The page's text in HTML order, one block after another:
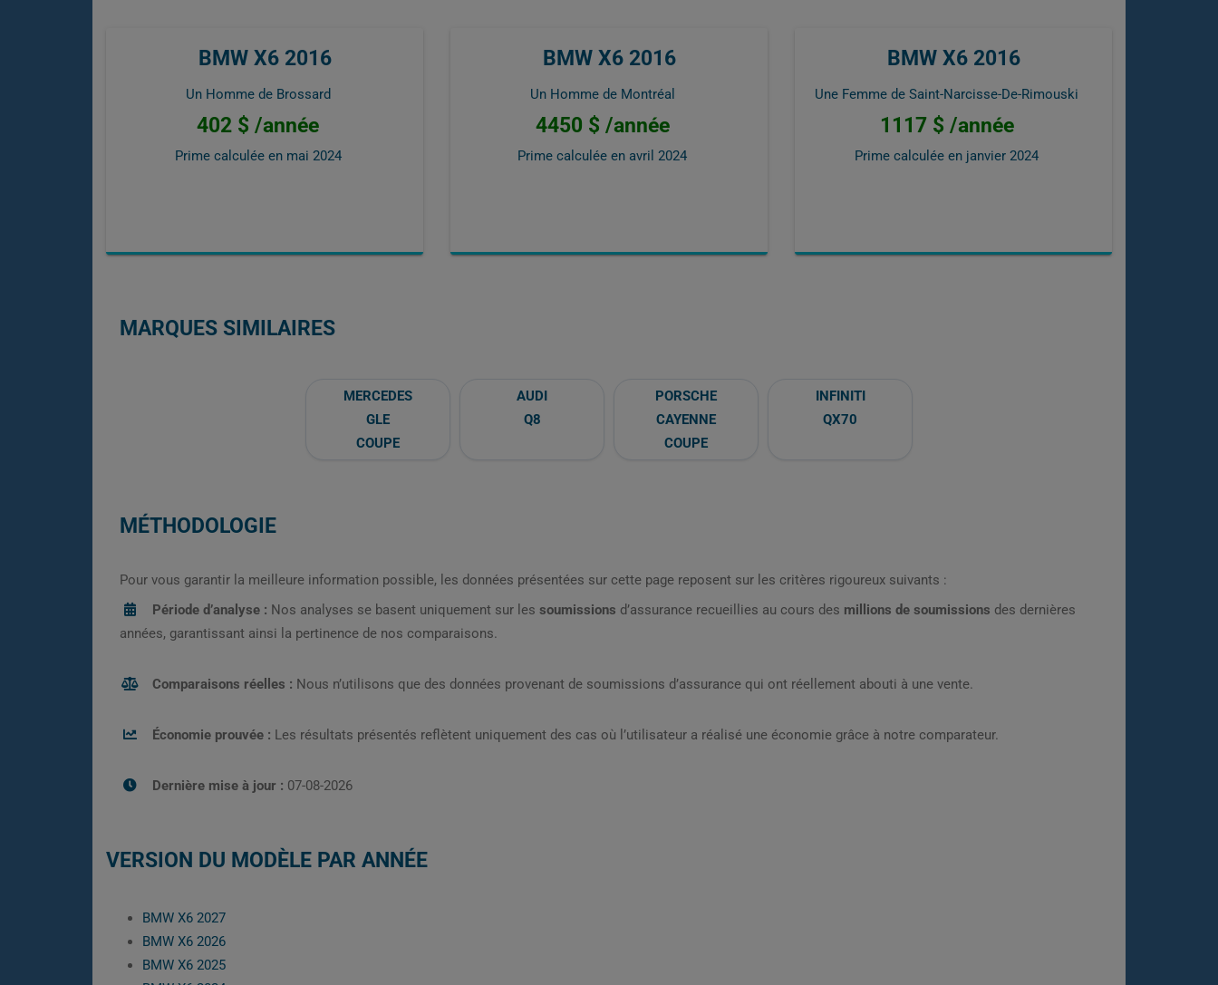
BMW X6 2016
Un Homme de Brossard
402 $ /année
Prime calculée en mai 2024
BMW X6 2016
Un Homme de Montréal
4450 $ /année
Prime calculée en avril 2024
BMW X6 2016
Une Femme de Saint-Narcisse-De-Rimouski
1117 $ /année
Prime calculée en janvier 2024
MARQUES SIMILAIRES
MERCEDES
GLE
COUPE
AUDI
Q8
PORSCHE
CAYENNE
COUPE
INFINITI
QX70
MÉTHODOLOGIE
Pour vous garantir la meilleure information possible, les données présentées sur cette page reposent sur les critères rigoureux suivants :
Période d’analyse : Nos analyses se basent uniquement sur les soumissions d’assurance recueillies au cours des millions de soumissions des dernières
années, garantissant ainsi la pertinence de nos comparaisons.
Comparaisons réelles : Nous n’utilisons que des données provenant de soumissions d’assurance qui ont réellement abouti à une vente.
Économie prouvée : Les résultats présentés reflètent uniquement des cas où l’utilisateur a réalisé une économie grâce à notre comparateur.
Dernière mise à jour : 07-08-2026
VERSION DU MODÈLE PAR ANNÉE
BMW X6 2027
BMW X6 2026
BMW X6 2025